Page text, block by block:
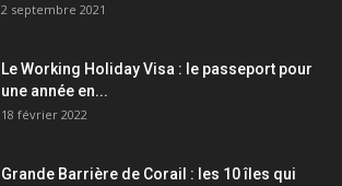
2 septembre 2021
Le Working Holiday Visa : le passeport pour
une année en...
18 février 2022
Grande Barrière de Corail : les 10 îles qui